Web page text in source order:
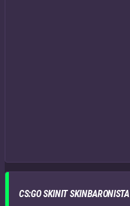
CS:GO SKINIT SKINBARONISTA